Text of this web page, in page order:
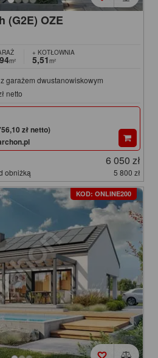
(G2E) OZE
m²
+ KOTŁOWNIA
5,51m²
garażem dwustanowiskowym
netto
zł netto)
6 050 zł
obniżką 5 800 zł
KOD: ONLINE200